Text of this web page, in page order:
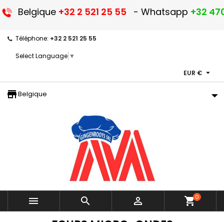
Belgique +32 2 521 25 55 - Whatsapp +32
Téléphone: +32 2 521 25 55
Select Language ▼
EUR € 
storefront
Belgique
   shopping_cart0